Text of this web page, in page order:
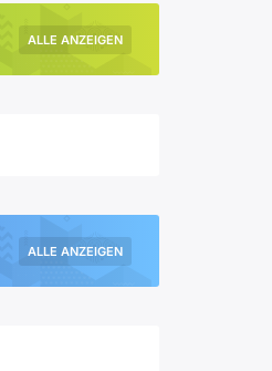
ALLE ANZEIGEN
ALLE ANZEIGEN